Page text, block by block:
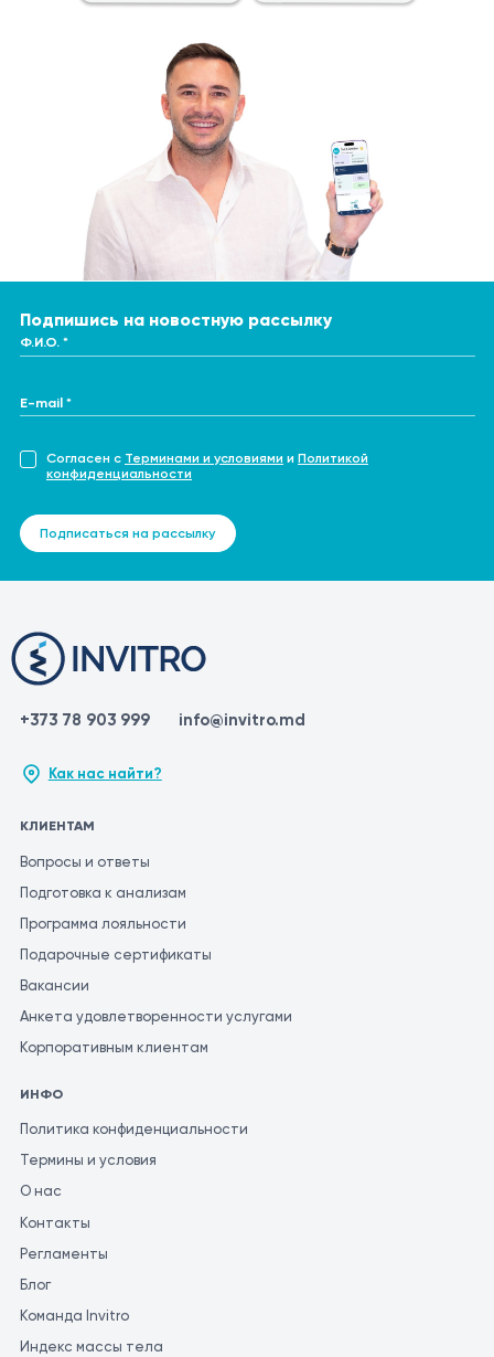
Подпишись на новостную рассылку
Ф.И.О. *
E-mail *
Согласен с Терминами и условиями и Политикой
конфиденциальности
Подписаться на рассылку
+373 78 903 999 info@invitro.md
Как нас найти?
КЛИЕНТАМ
Вопросы и ответы
Подготовка к анализам
Программа лояльности
Подарочные сертификаты
Вакансии
Анкета удовлетворенности услугами
Корпоративным клиентам
ИНФО
Политика конфиденциальности
Термины и условия
О нас
Контакты
Регламенты
Блог
Команда Invitro
Индекс массы тела